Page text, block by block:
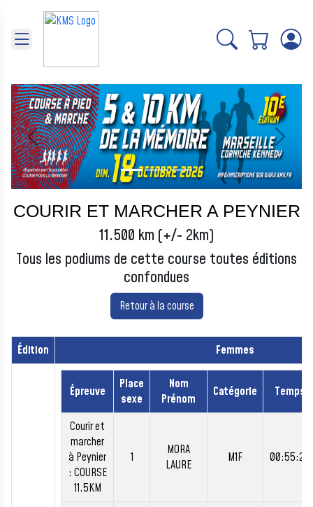
Précédent Suivant
COURIR ET MARCHER A PEYNIER
11.500 km (+/- 2km)
Tous les podiums de cette course toutes éditions
confondues
Retour à la course
Édition Femmes
Épreuve
Place
sexe
Nom
Prénom
Catégorie Temps
Courir et
marcher
à Peynier
: COURSE
11.5KM
1
MORA
LAURE
M1F 00:55:26
Panneau de gestion des cookies